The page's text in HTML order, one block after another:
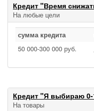
Кредит "Время
На любые цели
сумма кредита
50 000‑300 000 руб.
Кредит "Я выбираю 0-
На товары